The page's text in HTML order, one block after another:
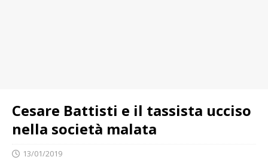
Cesare Battisti e il tassista ucciso
nella società malata
13/01/2019